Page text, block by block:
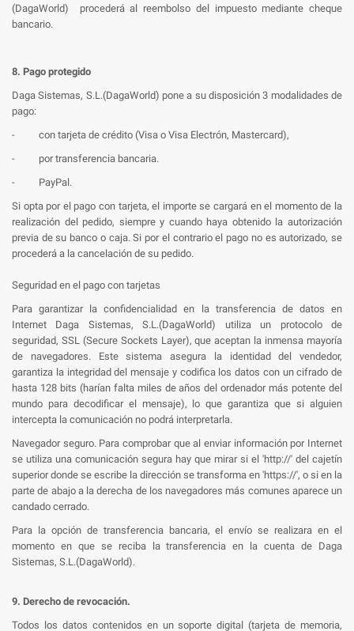
(DagaWorld) procederá al reembolso del impuesto mediante cheque
bancario.
8. Pago protegido
Daga Sistemas, S.L.(DagaWorld) pone a su disposición 3 modalidades de
pago:
- con tarjeta de crédito (Visa o Visa Electrón, Mastercard),
- por transferencia bancaria.
- PayPal.
Si opta por el pago con tarjeta, el importe se cargará en el momento de la
realización del pedido, siempre y cuando haya obtenido la autorización
previa de su banco o caja. Si por el contrario el pago no es autorizado, se
procederá a la cancelación de su pedido.
Seguridad en el pago con tarjetas
Para garantizar la confidencialidad en la transferencia de datos en
Internet Daga Sistemas, S.L.(DagaWorld) utiliza un protocolo de
seguridad, SSL (Secure Sockets Layer), que aceptan la inmensa mayoría
de navegadores. Este sistema asegura la identidad del vendedor,
garantiza la integridad del mensaje y codifica los datos con un cifrado de
hasta 128 bits (harían falta miles de años del ordenador más potente del
mundo para decodificar el mensaje), lo que garantiza que si alguien
intercepta la comunicación no podrá interpretarla.
Navegador seguro. Para comprobar que al enviar información por Internet
se utiliza una comunicación segura hay que mirar si el 'http://' del cajetín
superior donde se escribe la dirección se transforma en 'https://', o si en la
parte de abajo a la derecha de los navegadores más comunes aparece un
candado cerrado.
Para la opción de transferencia bancaria, el envío se realizara en el
momento en que se reciba la transferencia en la cuenta de Daga
Sistemas, S.L.(DagaWorld).
9. Derecho de revocación.
Todos los datos contenidos en un soporte digital (tarjeta de memoria,